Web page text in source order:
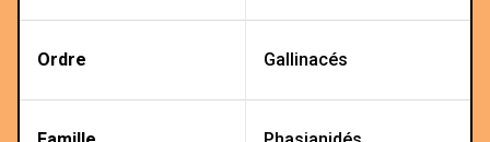
Ordre Gallinacés